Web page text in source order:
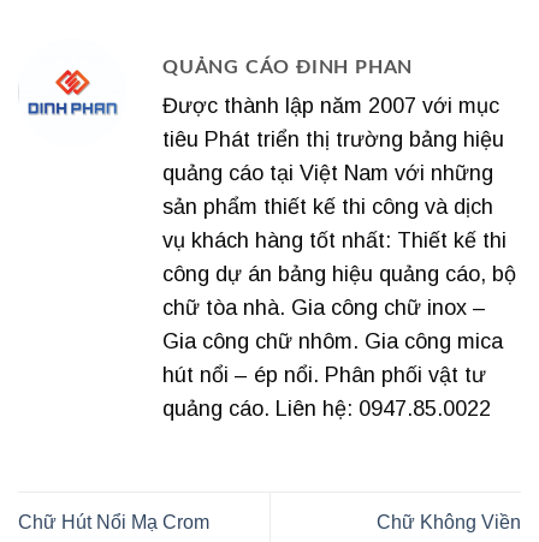
QUẢNG CÁO ĐINH PHAN
Được thành lập năm 2007 với mục
tiêu Phát triển thị trường bảng hiệu
quảng cáo tại Việt Nam với những
sản phẩm thiết kế thi công và dịch
vụ khách hàng tốt nhất: Thiết kế thi
công dự án bảng hiệu quảng cáo, bộ
chữ tòa nhà. Gia công chữ inox –
Gia công chữ nhôm. Gia công mica
hút nổi – ép nổi. Phân phối vật tư
quảng cáo. Liên hệ: 0947.85.0022
Chữ Hút Nổi Mạ Crom Chữ Không Viền